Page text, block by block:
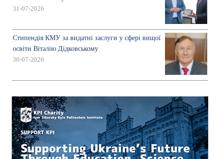
31-07-2026
Стипендія КМУ за видатні заслуги у сфері вищої
освіти Віталію Дідковському
30-07-2026